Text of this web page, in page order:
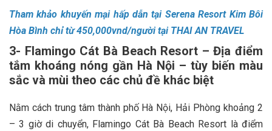
Tham khảo khuyến mại hấp dẫn tại Serena Resort Kim Bôi
Hòa Bình chỉ từ 450,000vnd/người tại THAI AN TRAVEL
3- Flamingo Cát Bà Beach Resort – Địa điểm
tắm khoáng nóng gần Hà Nội – tùy biến màu
sắc và mùi theo các chủ đề khác biệt
Nằm cách trung tâm thành phố Hà Nội, Hải Phòng khoảng 2
– 3 giờ di chuyển, Flamingo Cát Bà Beach Resort là điểm